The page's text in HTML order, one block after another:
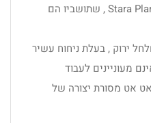
הממוקם בהרי Stara Planina Mountain , שתושביו הם
ירוק , בעלת ניחוח עשיר
מעוניינים לעבוד
אט מסורת יצורה של